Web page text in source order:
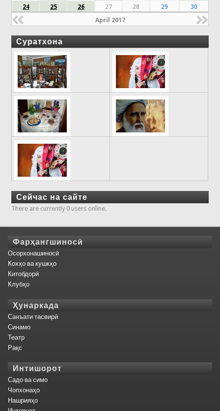
24
25 26 27 28 29 30
April 2017
Суратхона
Сейчас на сайте
There are currently 0 users online.
Фарҳангшиносӣ
Осорхонашиносӣ
Кохҳо ва кушкҳо
Китобдорӣ
Клубҳо
Ҳунаркада
Санъати тасвирӣ
Синамо
Театр
Рақс
Интишорот
Садо ва симо
Чопхонаҳо
Нашрияҳо